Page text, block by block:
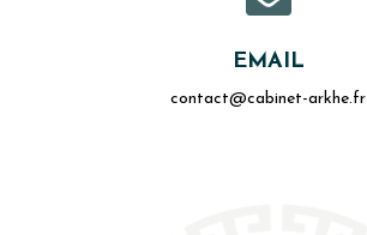
EMAIL
contact@cabinet-arkhe.fr